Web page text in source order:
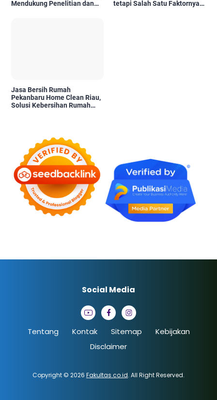
Mendukung Penelitian dan
tetapi Salah Satu Faktornya
Jasa Bersih Rumah
Pekanbaru Home Clean Riau,
Solusi Kebersihan Rumah
Tentang Kontak Sitemap
Kebijakan
Disclaimer
Copyright © 2026 Fakultas.co.id. All Right Reserved.
Social Media